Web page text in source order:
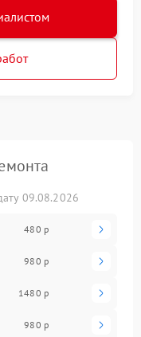
09.08.2026
480 р
980 р
1480 р
980 р